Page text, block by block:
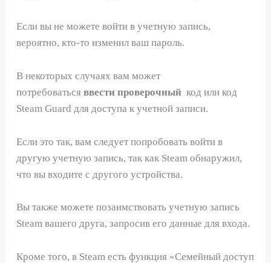
Если вы не можете войти в учетную запись,
вероятно, кто-то изменил ваш пароль.
В некоторых случаях вам может
потребоваться ввести проверочныйкод или код
Steam Guard для доступа к учетной записи.
Если это так, вам следует попробовать войти в
другую учетную запись, так как Steam обнаружил,
что вы входите с другого устройства.
Вы также можете позаимствовать учетную запись
Steam вашего друга, запросив его данные для входа.
Кроме того, в Steam есть функция «Семейный доступ